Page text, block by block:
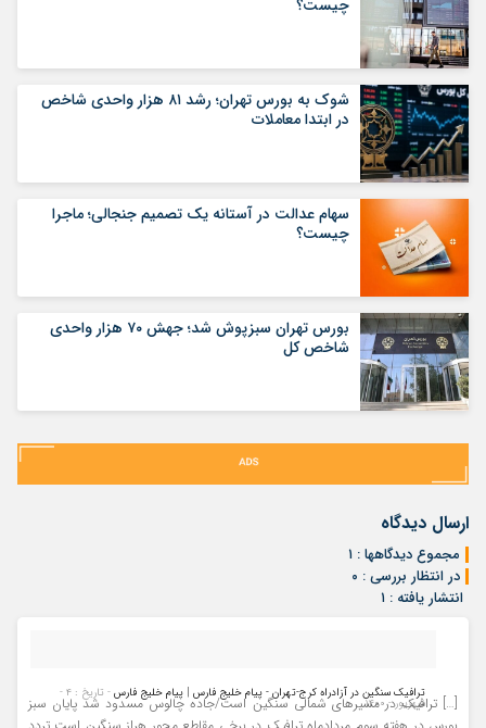
چیست؟
شوک به بورس تهران؛ رشد ۸۱ هزار واحدی شاخص
در ابتدا معاملات
سهام عدالت در آستانه یک تصمیم جنجالی؛ ماجرا
چیست؟
بورس تهران سبزپوش شد؛ جهش ۷۰ هزار واحدی
شاخص کل
ارسال دیدگاه
مجموع دیدگاهها : ۱
در انتظار بررسی : ۰
انتشار یافته : ۱
ترافیک سنگین در آزادراه کرج-تهران - پیام خلیج فارس | پیام خلیج فارس - تاریخ : ۴ -
شهریور - ۱۴۰۰
[…] ترافیک در مسیرهای شمالی سنگین است/جاده چالوس مسدود شد پایان سبز